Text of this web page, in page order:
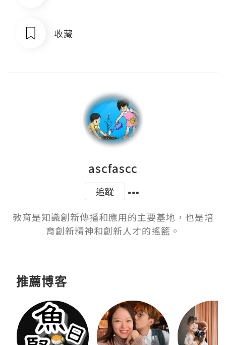
收藏
ascfascc
追蹤
教育是知識創新傳播和應用的主要基地，也是培
推薦博客